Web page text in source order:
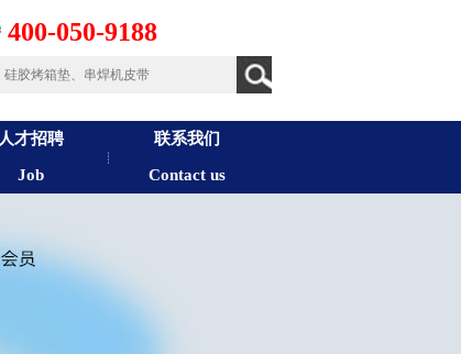
400-050-9188
人才招聘
Job
联系我们
Contact us